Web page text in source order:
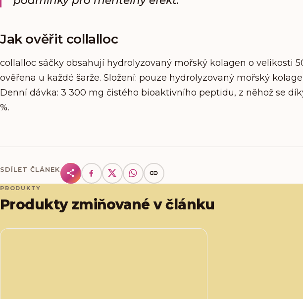
Jak ověřit collalloc
collalloc sáčky obsahují hydrolyzovaný mořský kolagen o velikosti
ověřena u každé šarže. Složení: pouze hydrolyzovaný mořský
Denní dávka: 3 300 mg čistého bioaktivního peptidu, z něhož se
%.
SDÍLET ČLÁNEK
PRODUKTY
Produkty zmiňované v článku